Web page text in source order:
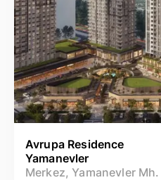
Avrupa Residence
Yamanevler
Merkez, Yamanevler Mh.